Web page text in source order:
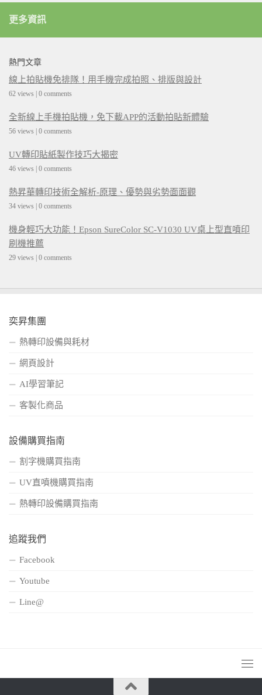
更多資訊
熱門文章
線上拍貼機免排隊！用手機完成拍照、排版與設計
62 views | 0 comments
全新線上手機拍貼機，免下載APP的活動拍貼新體驗
56 views | 0 comments
UV轉印貼紙製作技巧大揭密
46 views | 0 comments
熱昇華轉印技術全解析-原理、優勢與劣勢面面觀
34 views | 0 comments
機身輕巧大功能！Epson SureColor SC-V1030 UV桌上型直噴印
刷機推薦
29 views | 0 comments
奕昇集團
熱轉印設備與耗材
網頁設計
AI學習筆記
客製化商品
設備購買指南
割字機購買指南
UV直噴機購買指南
熱轉印設備購買指南
追蹤我們
Facebook
Youtube
Line@